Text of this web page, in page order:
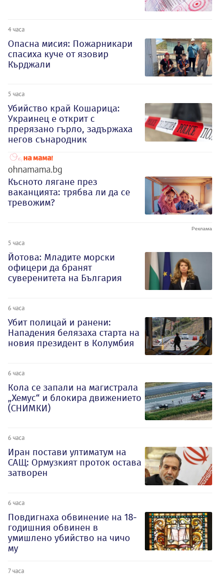
4 часа
Опасна мисия: Пожарникари
спасиха куче от язовир
Кърджали
5 часа
Убийство край Кошарица:
Украинец е открит с
прерязано гърло, задържаха
негов сънародник
ohnamama.bg
Късното лягане през
ваканцията: трябва ли да се
тревожим?
5 часа
Йотова: Младите морски
офицери да бранят
суверенитета на България
6 часа
Убит полицай и ранени:
Нападения белязаха старта на
новия президент в Колумбия
6 часа
Кола се запали на магистрала
„Хемус“ и блокира движението
(СНИМКИ)
6 часа
Иран постави ултиматум на
САЩ: Ормузкият проток остава
затворен
6 часа
Повдигнаха обвинение на 18-
годишния обвинен в
умишлено убийство на чичо
му
7 часа